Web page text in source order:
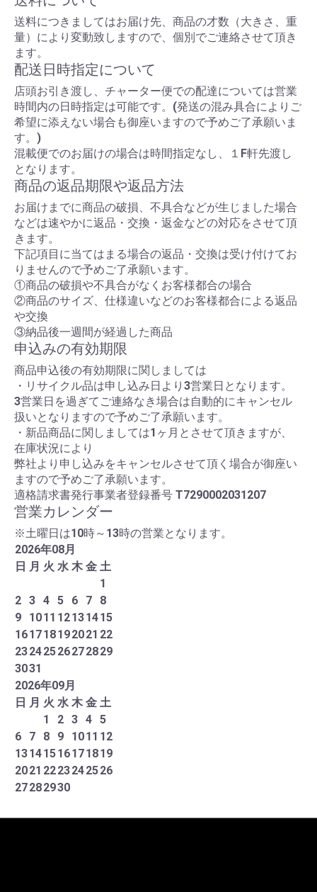
送料につきましてはお届け先、商品の才数（大きさ、重
量）により変動致しますので、個別でご連絡させて頂き
ます。
配送日時指定について
店頭お引き渡し、チャーター便での配達については営業
時間内の日時指定は可能です。(発送の混み具合によりご
希望に添えない場合も御座いますので予めご了承願いま
す。)
混載便でのお届けの場合は時間指定なし、１F軒先渡し
となります。
商品の返品期限や返品方法
お届けまでに商品の破損、不具合などが生じました場合
などは速やかに返品・交換・返金などの対応をさせて頂
きます。
下記項目に当てはまる場合の返品・交換は受け付けてお
りませんので予めご了承願います。
①商品の破損や不具合がなくお客様都合の場合
②商品のサイズ、仕様違いなどのお客様都合による返品
や交換
③納品後一週間が経過した商品
申込みの有効期限
商品申込後の有効期限に関しましては
・リサイクル品は申し込み日より3営業日となります。
3営業日を過ぎてご連絡なき場合は自動的にキャンセル
扱いとなりますので予めご了承願います。
・新品商品に関しましては1ヶ月とさせて頂きますが、
在庫状況により
弊社より申し込みをキャンセルさせて頂く場合が御座い
ますので予めご了承願います。
適格請求書発行事業者登録番号 T7290002031207
営業カレンダー
※土曜日は10時～13時の営業となります。
2026年08月
日 月 火 水 木 金 土
1
2 3 4 5 6 7
8
9
1011 12131415
161718192021 22
23242526272829
3031
2026年09月
日 月 火 水 木 金 土
1
2 3 4 5
6
7 8 9 1011 12
13141516171819
2021 2223242526
27282930